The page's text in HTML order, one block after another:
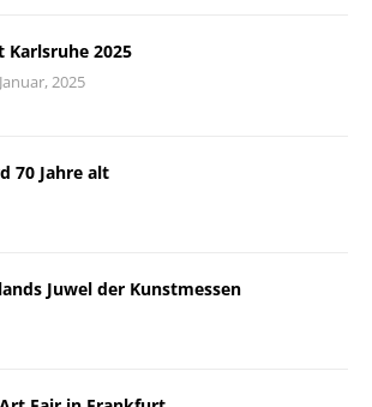
Karlsruhe 2025
2025
70 Jahre alt
Juwel der Kunstmessen